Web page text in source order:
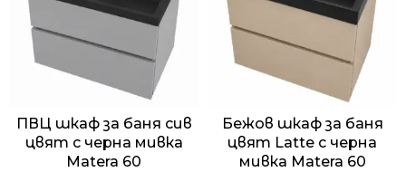
ПВЦ шкаф за баня сив
цвят с черна мивка
Matera 60
Бежов шкаф за баня
цвят Latte с черна
мивка Matera 60